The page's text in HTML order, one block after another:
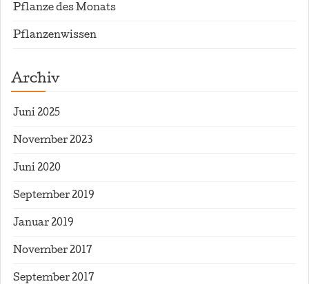
Pflanze des Monats
Pflanzenwissen
Archiv
Juni 2025
November 2023
Juni 2020
September 2019
Januar 2019
November 2017
September 2017